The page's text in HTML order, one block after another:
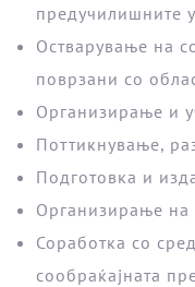
предучилишните
Остварување на
поврзани со
Организирање и
Поттикнување,
Подготовка и
Организирање на
Соработка со
сообраќајната